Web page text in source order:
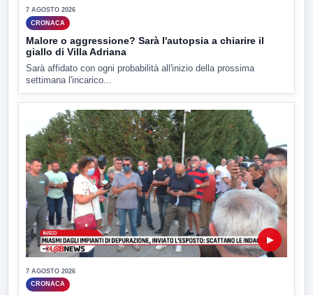
7 AGOSTO 2026
CRONACA
Malore o aggressione? Sarà l'autopsia a chiarire il
giallo di Villa Adriana
Sarà affidato con ogni probabilità all'inizio della prossima
settimana l'incarico...
▶
7 AGOSTO 2026
CRONACA